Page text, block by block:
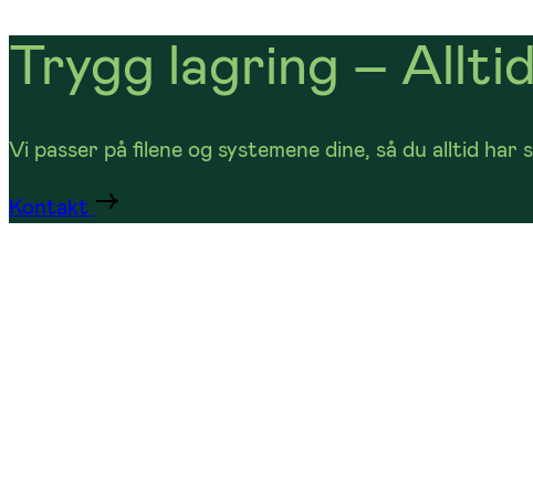
Trygg lagring –
Vi passer på filene og systemene dine, så du alltid
Kontakt